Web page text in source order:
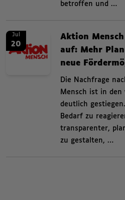
betroffen und …
News.
Aktion
auf: Mehr
neue
Die Nachfrage
Mensch ist in den
deutlich
Bedarf zu
transparenter,
zu gestalten, …
Jul
20